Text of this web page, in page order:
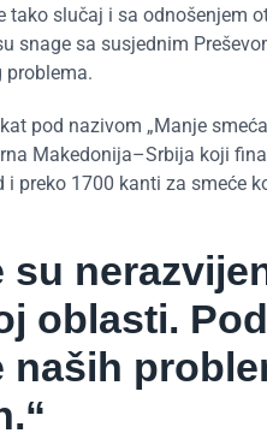
tako slučaj i sa
snage sa susjednim
problema.
pod nazivom „Manje
Makedonija–Srbija koji
preko 1700 kanti za smeće
su
oblasti.
naših